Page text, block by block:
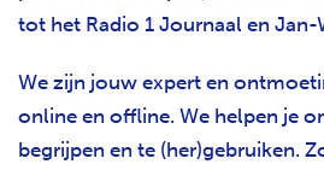
tot het Radio 1 Journaal en
We zijn jouw expert en
online en offline. We helpen je
begrijpen en te (her)gebruiken.